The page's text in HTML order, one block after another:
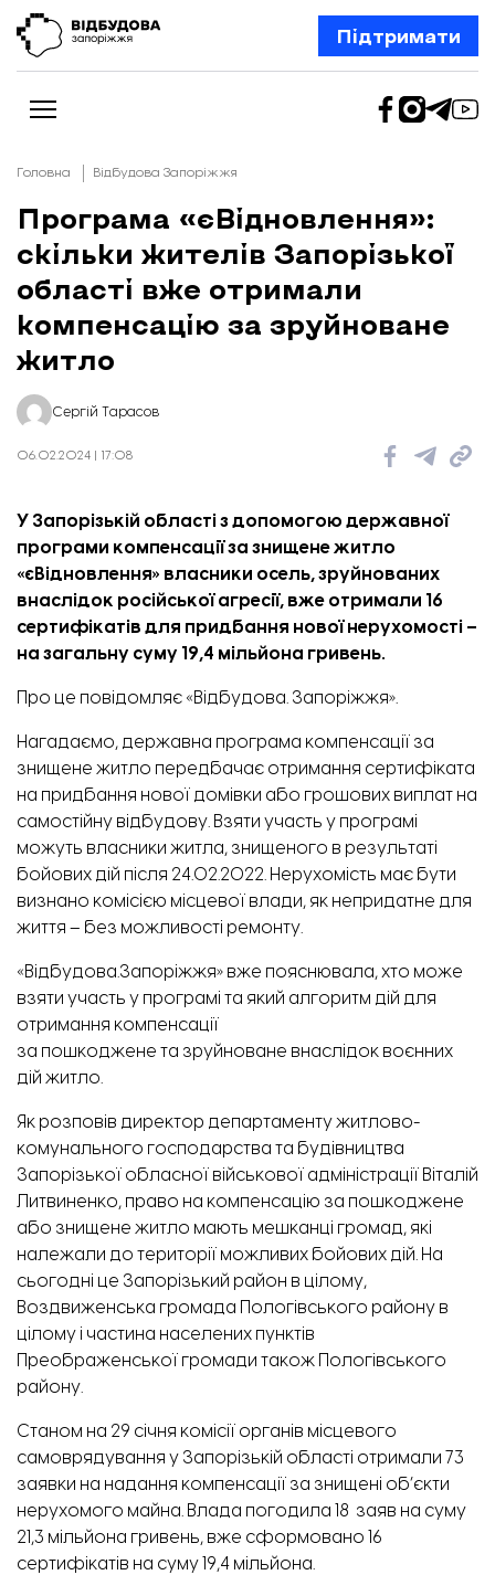
Підтримати
Новини
Відбудова Запоріжжя
Ексклюзив
Бізнес
Шлях додому
Відбудова. Життя
Колонки
Про нас
Редакційна політика
Головна Відбудова Запоріжжя
Програма «єВідновлення»:
скільки жителів Запорізької
області вже отримали
компенсацію за зруйноване
житло
Сергій Тарасов
06.02.2024 | 17:08
У Запорізькій області з допомогою державної
програми компенсації за знищене житло
«єВідновлення» власники осель, зруйнованих
внаслідок російської агресії, вже отримали 16
сертифікатів для придбання нової нерухомості –
на загальну суму 19,4 мільйона гривень.
Про це повідомляє «Відбудова. Запоріжжя».
Нагадаємо, державна програма компенсації за
знищене житло передбачає отримання сертифіката
на придбання нової домівки або грошових виплат на
самостійну відбудову. Взяти участь у програмі
можуть власники житла, знищеного в результаті
бойових дій після 24.02.2022. Нерухомість має бути
визнано комісією місцевої влади, як непридатне для
життя – без можливості ремонту.
«Відбудова.Запоріжжя» вже пояснювала, хто може
взяти участь у програмі та який алгоритм дій для
отримання компенсації
за пошкоджене та зруйноване внаслідок воєнних
дій житло.
Як розповів директор департаменту житлово-
комунального господарства та будівництва
Запорізької обласної військової адміністрації Віталій
Литвиненко, право на компенсацію за пошкоджене
або знищене житло мають мешканці громад, які
належали до території можливих бойових дій. На
сьогодні це Запорізький район в цілому,
Воздвиженська громада Пологівського району в
цілому і частина населених пунктів
Преображенської громади також Пологівського
району.
Станом на 29 січня комісії органів місцевого
самоврядування у Запорізькій області отримали 73
заявки на надання компенсації за знищені об’єкти
нерухомого майна. Влада погодила 18 заяв на суму
21,3 мільйона гривень, вже сформовано 16
сертифікатів на суму 19,4 мільйона.